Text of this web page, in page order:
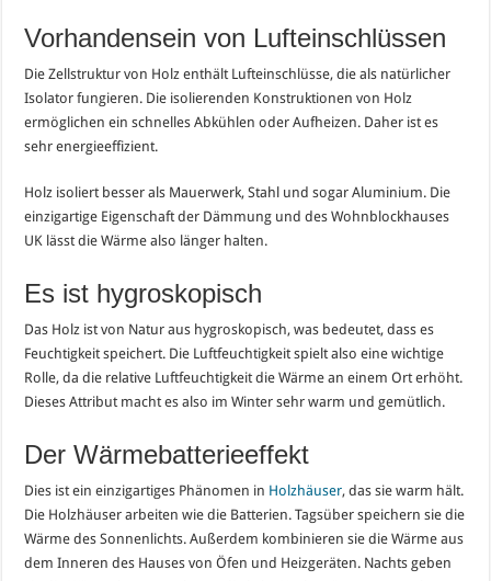
Vorhandensein von Lufteinschlüssen
Die Zellstruktur von Holz enthält Lufteinschlüsse, die als natürlicher
Isolator fungieren. Die isolierenden Konstruktionen von Holz
ermöglichen ein schnelles Abkühlen oder Aufheizen. Daher ist es
sehr energieeffizient.
Holz isoliert besser als Mauerwerk, Stahl und sogar Aluminium. Die
einzigartige Eigenschaft der Dämmung und des Wohnblockhauses
UK lässt die Wärme also länger halten.
Es ist hygroskopisch
Das Holz ist von Natur aus hygroskopisch, was bedeutet, dass es
Feuchtigkeit speichert. Die Luftfeuchtigkeit spielt also eine wichtige
Rolle, da die relative Luftfeuchtigkeit die Wärme an einem Ort erhöht.
Dieses Attribut macht es also im Winter sehr warm und gemütlich.
Der Wärmebatterieeffekt
Dies ist ein einzigartiges Phänomen in Holzhäuser, das sie warm hält.
Die Holzhäuser arbeiten wie die Batterien. Tagsüber speichern sie die
Wärme des Sonnenlichts. Außerdem kombinieren sie die Wärme aus
dem Inneren des Hauses von Öfen und Heizgeräten. Nachts geben